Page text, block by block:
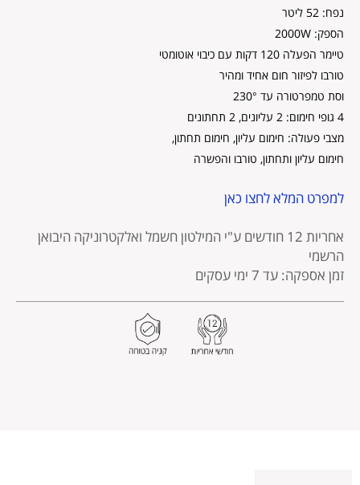
נפח: 52 ליטר
הספק: 2000W
טיימר הפעלה 120 דקות עם כיבוי אוטומטי
טורבו לפיזור חום אחיד ומהיר
וסת טמפרטורה עד 230°
4 גופי חימום: 2 עליונים, 2 תחתונים
מצבי פעולה: חימום עליון, חימום תחתון,
חימום עליון ותחתון, טורבו והפשרה
למפרט המלא לחצו כאן
אחריות 12 חודשים
ע"י המילטון חשמל ואלקטרוניקה היבואן
הרשמי
זמן אספקה: עד 7 ימי עסקים